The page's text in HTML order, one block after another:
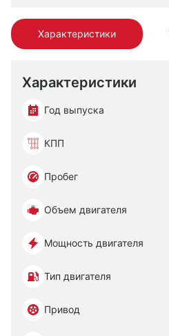
Характеристики
Характеристики
Год выпуска
КПП
Пробег
Объем двигателя
Мощность двигателя
Тип двигателя
Привод